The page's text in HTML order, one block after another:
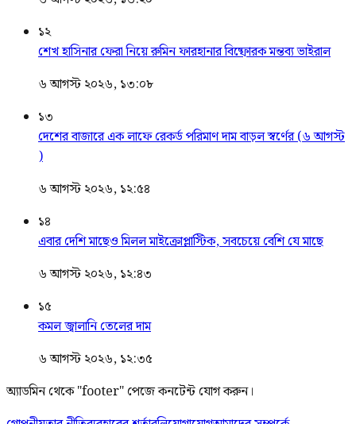
১২
শেখ হাসিনার ফেরা নিয়ে রুমিন ফারহানার বিষ্ফোরক মন্তব্য ভাইরাল
৬ আগস্ট ২০২৬, ১৩:০৮
১৩
দেশের বাজারে এক লাফে রেকর্ড পরিমাণ দাম বাড়ল স্বর্ণের (৬ আগস্ট
)
৬ আগস্ট ২০২৬, ১২:৫৪
১৪
এবার দেশি মাছেও মিলল মাইক্রোপ্লাস্টিক, সবচেয়ে বেশি যে মাছে
৬ আগস্ট ২০২৬, ১২:৪৩
১৫
কমল জ্বালানি তেলের দাম
৬ আগস্ট ২০২৬, ১২:৩৫
অ্যাডমিন থেকে "footer" পেজে কনটেন্ট যোগ করুন।